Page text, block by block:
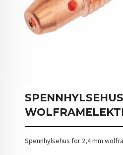
Spennhylsehus for 2,4 mm